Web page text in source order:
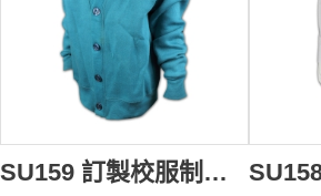
SU159 訂製校服制服 訂購小學外套制服 量身訂造校服 自訂校服供應商HK